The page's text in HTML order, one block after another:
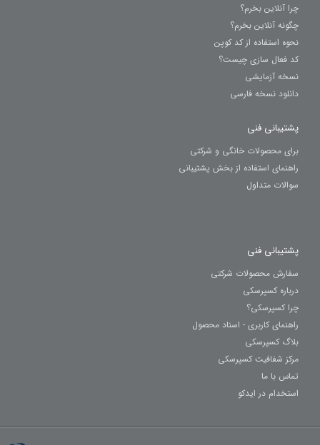
چرا آنلاین بخرم؟
چگونه آنلاین بخرم؟
نحوه استفاده از کد کوپن
کد فعال سازی چیست؟
نسخه آزمایشی
دانلود نسخه فارسی
پشتیبانی فنی
برای محصولات خانگی و شرکتی
راهنمای استفاده از بخش پشتیبانی
سوالات متداول
پشتیبانی فنی
سفارش محصولات شرکتی
درباره کسپرسکی
چرا کسپرسکی؟
راهنمای کاربری - اسناد محصول
بلاگ کسپرسکی
مرکز شفافیت کسپرسکی
تماس با ما
استخدام در ایدکو